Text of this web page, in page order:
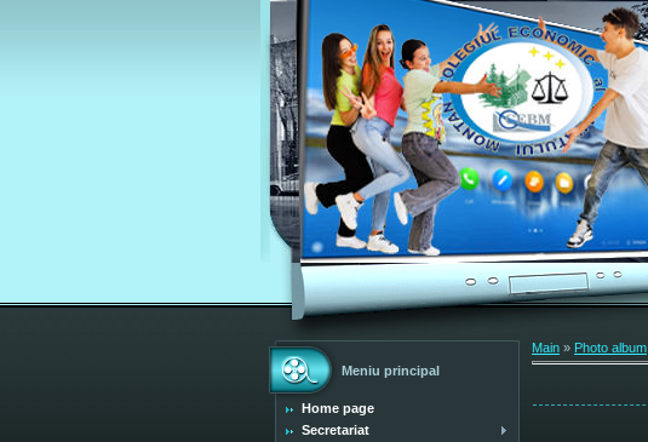
Meniu principal
Home page
Secretariat
Main » Photo album